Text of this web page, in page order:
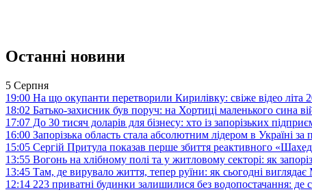
Останні новини
5 Серпня
19:00 На що окупанти перетворили Кирилівку: свіже відео літа
18:02 Батько-захисник був поруч: на Хортиці маленького сина
17:07 До 30 тисяч доларів для бізнесу: хто із запорізьких
16:00 Запорізька область стала абсолютним лідером в Україні
15:05 Сергій Притула показав перше збиття реактивного
13:55 Вогонь на хлібному полі та у житловому секторі: як
13:45 Там, де вирувало життя, тепер руїни: як сьогодні
12:14 223 приватні будинки залишилися без водопостачання: де